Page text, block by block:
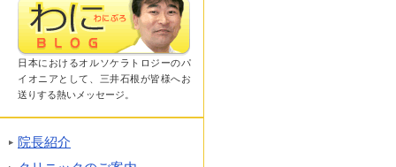
日本におけるオルソケラトロジーのパ
イオニアとして、三井石根が皆様へお
送りする熱いメッセージ。
院長紹介